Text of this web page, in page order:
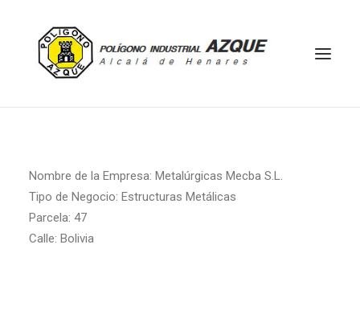
EMPRESAS
ACTIVIDADES
Nombre de la Empresa: Metalúrgicas Mecba S.L.
Tipo de Negocio: Estructuras Metálicas
Parcela: 47
Calle: Bolivia